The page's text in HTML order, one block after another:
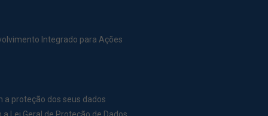
Integrado para Ações
a proteção dos seus dados